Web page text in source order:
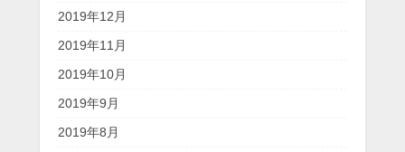
2019年12月
2019年11月
2019年10月
2019年9月
2019年8月